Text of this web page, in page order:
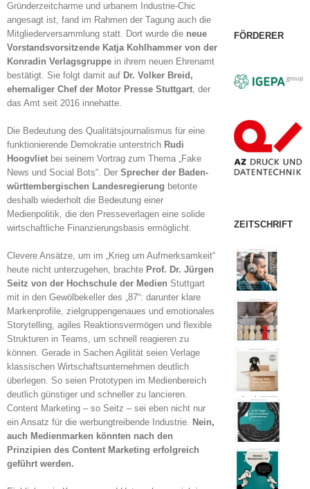
Gründerzeitcharme und urbanem Industrie-Chic
angesagt ist, fand im Rahmen der Tagung auch die
Mitgliederversammlung statt. Dort wurde die neue
Vorstandsvorsitzende Katja Kohlhammer von der
Konradin Verlagsgruppe in ihrem neuen Ehrenamt
bestätigt. Sie folgt damit auf Dr. Volker Breid,
ehemaliger Chef der Motor Presse Stuttgart, der
das Amt seit 2016 innehatte.
Die Bedeutung des Qualitätsjournalismus für eine
funktionierende Demokratie unterstrich Rudi
Hoogvliet bei seinem Vortrag zum Thema „Fake
News und Social Bots“. Der Sprecher der Baden-
württembergischen Landesregierung betonte
deshalb wiederholt die Bedeutung einer
Medienpolitik, die den Presseverlagen eine solide
wirtschaftliche Finanzierungsbasis ermöglicht.
Clevere Ansätze, um im „Krieg um Aufmerksamkeit“
heute nicht unterzugehen, brachte Prof. Dr. Jürgen
Seitz von der Hochschule der Medien Stuttgart
mit in den Gewölbekeller des „87“: darunter klare
Markenprofile, zielgruppengenaues und emotionales
Storytelling, agiles Reaktionsvermögen und flexible
Strukturen in Teams, um schnell reagieren zu
können. Gerade in Sachen Agilität seien Verlage
klassischen Wirtschaftsunternehmen deutlich
überlegen. So seien Prototypen im Medienbereich
deutlich günstiger und schneller zu lancieren.
Content Marketing – so Seitz – sei eben nicht nur
ein Ansatz für die werbungtreibende Industrie. Nein,
auch Medienmarken könnten nach den
Prinzipien des Content Marketing erfolgreich
geführt werden.
FÖRDERER
ZEITSCHRIFT